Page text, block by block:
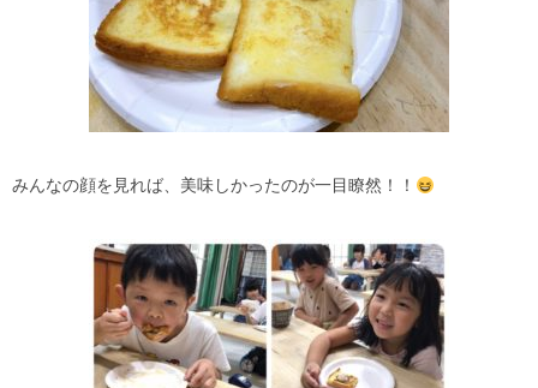
みんなの顔を見れば、美味しかったのが一目瞭然！！